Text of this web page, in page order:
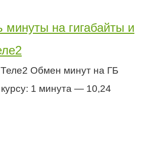
минуты на гигабайты и
Обмен минут на ГБ
1 минута — 10,24